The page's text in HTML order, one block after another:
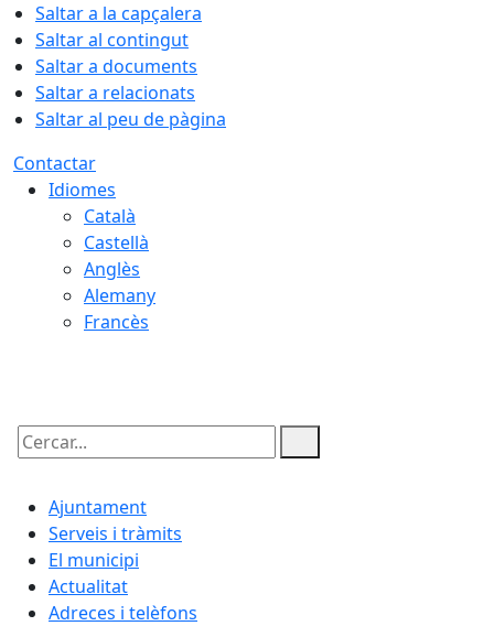
Saltar a la capçalera
Saltar al contingut
Saltar a documents
Saltar a relacionats
Saltar al peu de pàgina
Contactar
Idiomes
Català
Castellà
Anglès
Alemany
Francès
Cercar:
Ajuntament
Serveis i tràmits
El municipi
Actualitat
Adreces i telèfons